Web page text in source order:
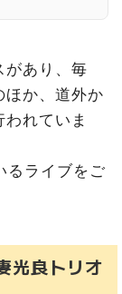
があり、毎
ほか、道外か
れていま
るライブをご
良トリオ